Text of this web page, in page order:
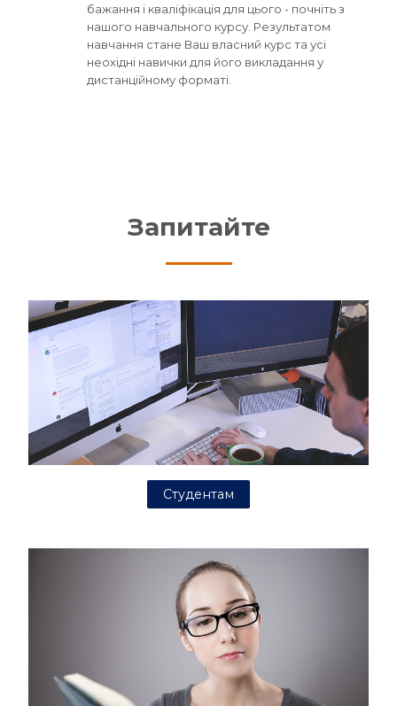
бажання і кваліфікація для цього - почніть з
нашого навчального курсу. Результатом
навчання стане Ваш власний курс та усі
неохідні навички для його викладання у
дистанційному форматі.
Запитайте
Студентам